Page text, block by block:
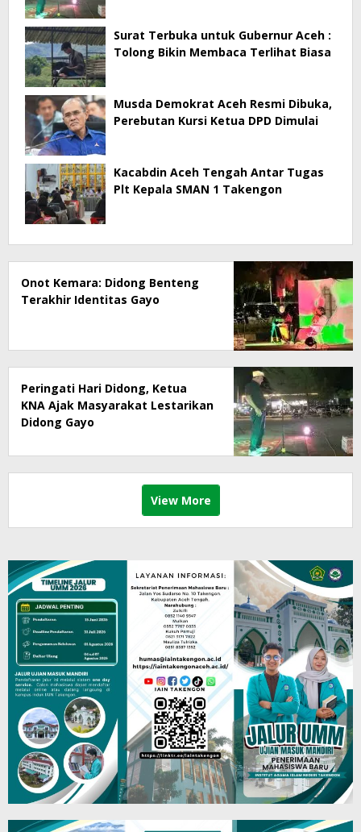
Surat Terbuka untuk Gubernur Aceh :
Tolong Bikin Membaca Terlihat Biasa
Musda Demokrat Aceh Resmi Dibuka,
Perebutan Kursi Ketua DPD Dimulai
Kacabdin Aceh Tengah Antar Tugas
Plt Kepala SMAN 1 Takengon
Onot Kemara: Didong Benteng
Terakhir Identitas Gayo
Peringati Hari Didong, Ketua
KNA Ajak Masyarakat Lestarikan
Didong Gayo
View More